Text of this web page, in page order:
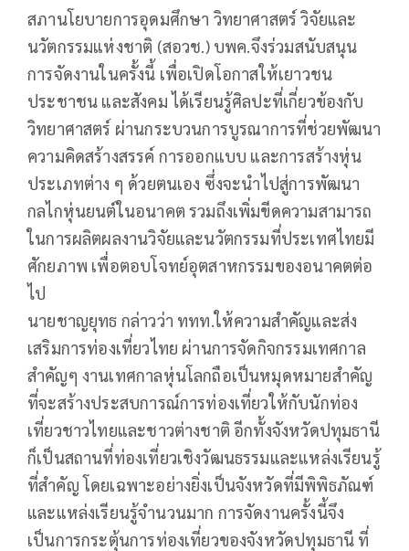
สภานโยบายการอุดมศึกษา วิทยาศาสตร์ วิจัยและ
นวัตกรรมแห่งชาติ (สอวช.) บพค.จึงร่วมสนับสนุน
การจัดงานในครั้งนี้ เพื่อเปิดโอกาสให้เยาวชน
ประชาชน และสังคม ได้เรียนรู้ศิลปะที่เกี่ยวข้องกับ
วิทยาศาสตร์ ผ่านกระบวนการบูรณาการที่ช่วยพัฒนา
ความคิดสร้างสรรค์ การออกแบบ และการสร้างหุ่น
ประเภทต่าง ๆ ด้วยตนเอง ซึ่งจะนำไปสู่การพัฒนา
กลไกหุ่นยนต์ในอนาคต รวมถึงเพิ่มขีดความสามารถ
ในการผลิตผลงานวิจัยและนวัตกรรมที่ประเทศไทยมี
ศักยภาพ เพื่อตอบโจทย์อุตสาหกรรมของอนาคตต่อ
ไป
นายชาญยุทธ กล่าวว่า ททท.ให้ความสำคัญและส่ง
เสริมการท่องเที่ยวไทย ผ่านการจัดกิจกรรมเทศกาล
สำคัญๆ งานเทศกาลหุ่นโลกถือเป็นหมุดหมายสำคัญ
ที่จะสร้างประสบการณ์การท่องเที่ยวให้กับนักท่อง
เที่ยวชาวไทยและชาวต่างชาติ อีกทั้งจังหวัดปทุมธานี
ก็เป็นสถานที่ท่องเที่ยวเชิงวัฒนธรรมและแหล่งเรียนรู้
ที่สำคัญ โดยเฉพาะอย่างยิ่งเป็นจังหวัดที่มีพิพิธภัณฑ์
และแหล่งเรียนรู้จำนวนมาก การจัดงานครั้งนี้จึง
เป็นการกระตุ้นการท่องเที่ยวของจังหวัดปทุมธานี ที่